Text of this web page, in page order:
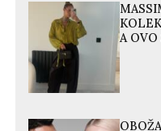
A OVO